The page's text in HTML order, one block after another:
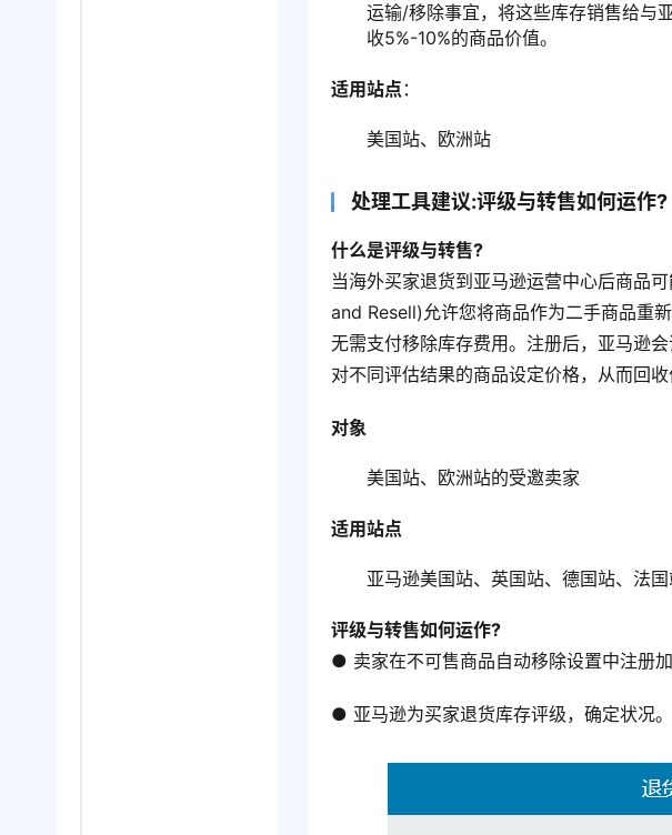
运输/移除事宜，将这些库存销售给与
收5%-10%的商品价值。
适用站点 ：
美国站、欧洲站
处理工具建议:评级与转售如何运作?
什么是评级与转售?
当海外买家退货到亚马逊运营中心后商品
and Resell)允许您将商品作为二手商品重
无需支付移除库存费用。注册后，亚马逊
对不同评估结果的商品设定价格，从而回收
对象
美国站、欧洲站的受邀卖家
适用站点
亚马逊美国站、英国站、德国站、法
评级与转售如何运作?
● 卖家在不可售商品自动移除设置中注册
● 亚马逊为买家退货库存评级，确定状况。